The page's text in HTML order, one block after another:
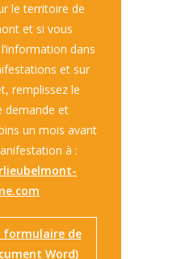
le territoire de
et si vous
dans
et sur
remplissez le
demande et
un mois avant
à :
formulaire de
Word)